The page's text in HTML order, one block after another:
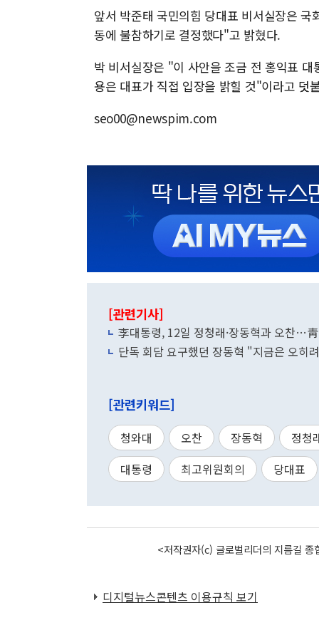
앞서 박준태 국민의힘 당대표 비서실장은
동에 불참하기로 결정했다"고 밝혔다.
박 비서실장은 "이 사안을 조금 전 홍익표
용은 대표가 직접 입장을 밝힐 것"이라고 덧
seo00@newspim.com
[관련기사]
李대통령, 12일 정청래·장동혁과 오찬…
단독 회담 요구했던 장동혁 "지금은 오히
[관련키워드]
청와대 오찬 장동혁
정청
대통령
최고위원회의 당대표
<저작권자(c) 글로벌리더의 지름길
디지털뉴스콘텐츠 이용규칙 보기